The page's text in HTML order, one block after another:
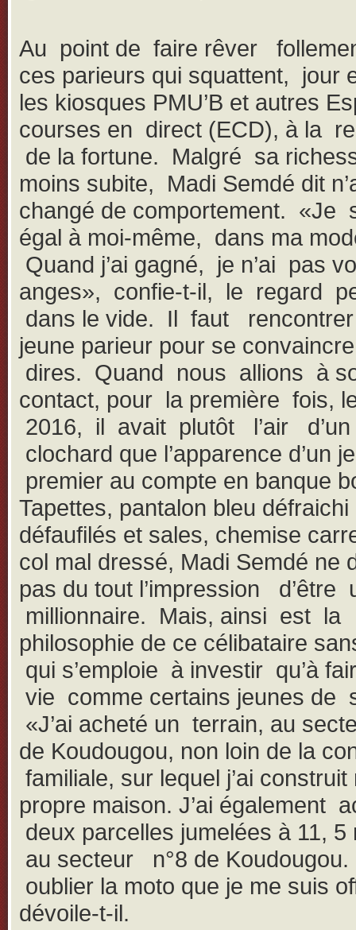
Au point de faire rêver
ces parieurs qui squattent, jour
les kiosques PMU’B et autres
courses en direct (ECD), à la
de la fortune. Malgré sa
moins subite, Madi Semdé dit
changé de comportement. «Je
égal à moi-même, dans ma
Quand j’ai gagné, je n’ai pas
anges», confie-t-il, le regard
dans le vide. Il faut
jeune parieur pour se
dires. Quand nous allions à
contact, pour la première fois,
2016, il avait plutôt l’air d’un
clochard que l’apparence d’un
premier au compte en banque
Tapettes, pantalon bleu
défaufilés et sales, chemise
col mal dressé, Madi Semdé ne
pas du tout l’impression d’être
millionnaire. Mais, ainsi est la
philosophie de ce célibataire
qui s’emploie à investir qu’à
vie comme certains jeunes de
«J’ai acheté un terrain, au
de Koudougou, non loin de la
familiale, sur lequel j’ai construit
propre maison. J’ai également
deux parcelles jumelées à 11, 5
au secteur n°8 de
oublier la moto que je me suis
dévoile-t-il.